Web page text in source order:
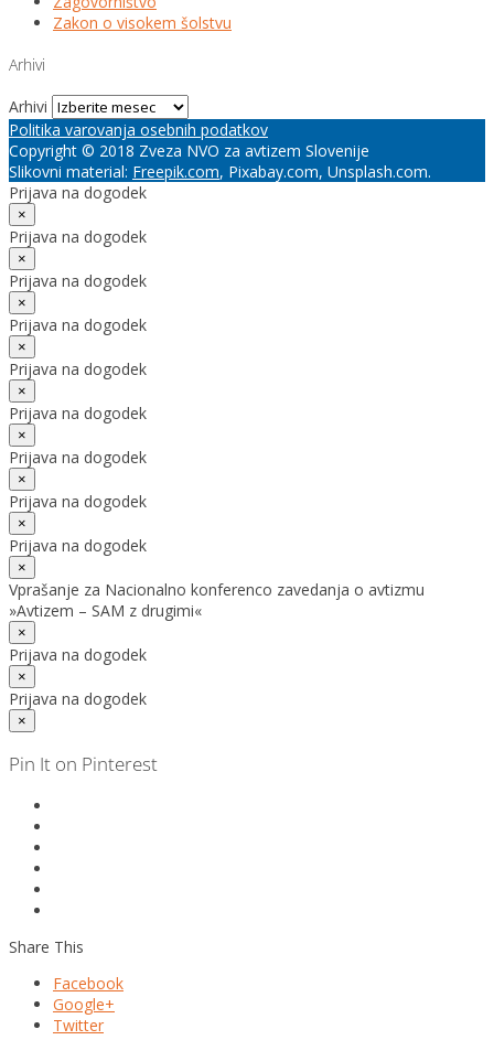
Zakon o visokem šolstvu
Arhivi
Arhivi
Politika varovanja osebnih podatkov
Copyright © 2018 Zveza NVO za avtizem Slovenije
Slikovni material: Freepik.com, Pixabay.com, Unsplash.com.
Prijava na dogodek
×
Prijava na dogodek
×
Prijava na dogodek
×
Prijava na dogodek
×
Prijava na dogodek
×
Prijava na dogodek
×
Prijava na dogodek
×
Prijava na dogodek
×
Prijava na dogodek
×
Vprašanje za Nacionalno konferenco zavedanja o avtizmu
»Avtizem – SAM z drugimi«
×
Prijava na dogodek
×
Prijava na dogodek
×
Pin It on Pinterest
Share This
Facebook
Google+
Twitter